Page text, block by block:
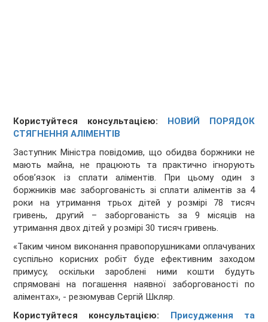
Користуйтеся консультацією: НОВИЙ ПОРЯДОК
СТЯГНЕННЯ АЛІМЕНТІВ
Заступник Міністра повідомив, що обидва боржники не
мають майна, не працюють та практично ігнорують
обов’язок із сплати аліментів. При цьому один з
боржників має заборгованість зі сплати аліментів за 4
роки на утримання трьох дітей у розмірі 78 тисяч
гривень, другий – заборгованість за 9 місяців на
утримання двох дітей у розмірі 30 тисяч гривень.
«Таким чином виконання правопорушниками оплачуваних
суспільно корисних робіт буде ефективним заходом
примусу, оскільки зароблені ними кошти будуть
спрямовані на погашення наявної заборгованості по
аліментах», - резюмував Сергій Шкляр.
Користуйтеся консультацією: Присудження та